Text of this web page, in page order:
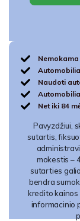
Nemokama
Naudoti
Net iki 84
Pavyzdžiui,
sutartis,
mokestis –
sutarties
bendra
kredito kainos
informacinio